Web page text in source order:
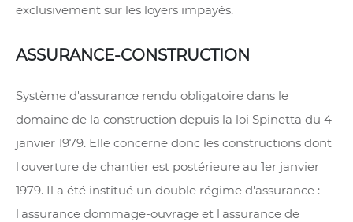
exclusivement sur les loyers impayés.
ASSURANCE-CONSTRUCTION
Système d'assurance rendu obligatoire dans le
domaine de la construction depuis la loi Spinetta du 4
janvier 1979. Elle concerne donc les constructions dont
l'ouverture de chantier est postérieure au 1er janvier
1979. Il a été institué un double régime d'assurance :
l'assurance dommage-ouvrage et l'assurance de